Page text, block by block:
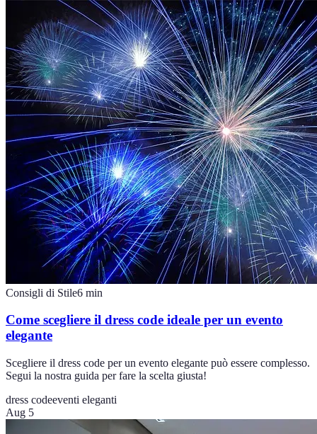
Consigli di Stile6 min
Come scegliere il dress code ideale per un evento
elegante
Scegliere il dress code per un evento elegante può essere complesso.
Segui la nostra guida per fare la scelta giusta!
dress codeeventi eleganti
Aug 5